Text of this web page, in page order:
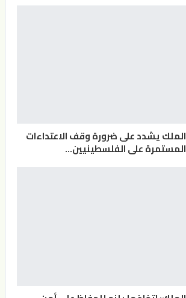
الملك يشدد على ضرورة وقف الاعتداءات
المستمرة على الفلسطينيين…